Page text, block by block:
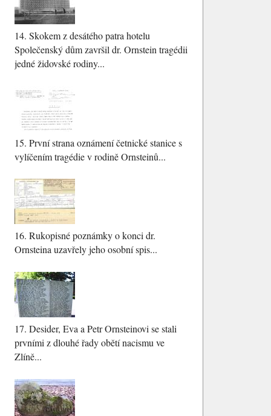
14. Skokem z desátého patra hotelu
Společenský dům završil dr. Ornstein tragédii
jedné židovské rodiny...
15. První strana oznámení četnické stanice s
vylíčením tragédie v rodině Ornsteinů...
16. Rukopisné poznámky o konci dr.
Ornsteina uzavřely jeho osobní spis...
17. Desider, Eva a Petr Ornsteinovi se stali
prvními z dlouhé řady obětí nacismu ve
Zlíně...